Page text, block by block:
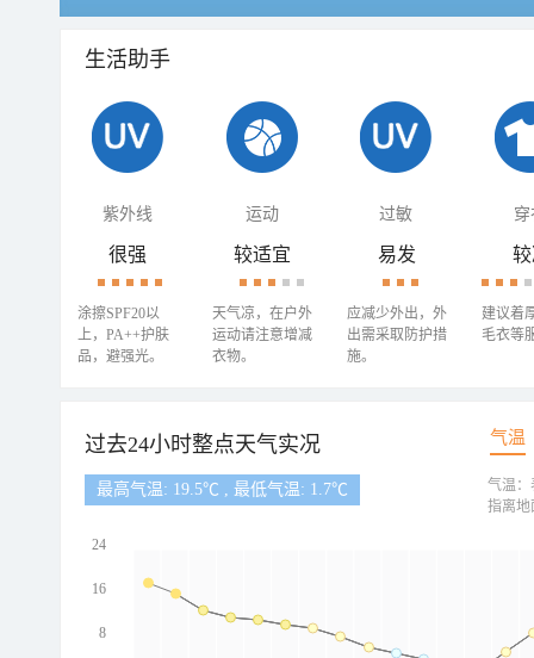
生活助手
紫外线 运动 过敏 穿
很强
涂擦SPF20以
上，PA++护肤
品，避强光。
较适宜
天气凉，在户外
运动请注意增减
衣物。
易发
应减少外出，外
出需采取防护措
施。
建议着
毛衣等
过去24小时整点天气实况 气温
最高气温: 19.5℃ , 最低气温: 1.7℃
24
16
8
气温：
指离地